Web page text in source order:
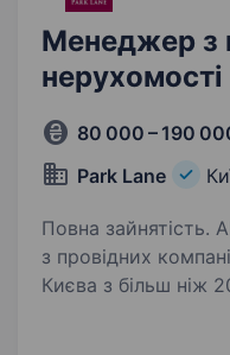
Менеджер з
80 000 – 190
Park Lane
Повна зайнятість. АН Park Lane — одна
з провідних
Києва з більш ніж
у сфері